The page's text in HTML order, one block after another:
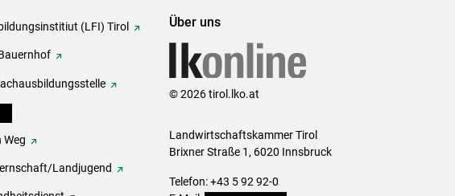
(LFI) Tirol
Weg
Landjugend
Über uns
© 2026 tirol.lko.at
Landwirtschaftskammer Tirol
Brixner Straße 1, 6020 Innsbruck
Telefon: +43 5 92 92-0